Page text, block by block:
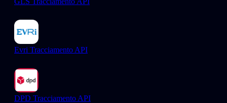
Evri Tracciamento API
DPD Tracciamento API